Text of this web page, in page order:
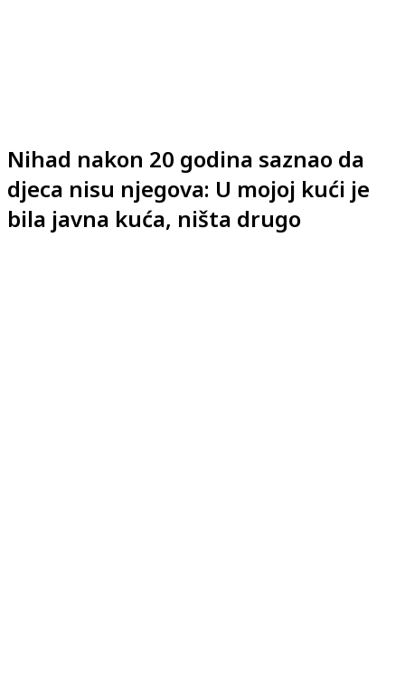
Nihad nakon 20 godina saznao da
djeca nisu njegova: U mojoj kući je
bila javna kuća, ništa drugo